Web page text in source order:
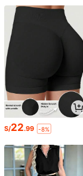
S/22.99 -8%